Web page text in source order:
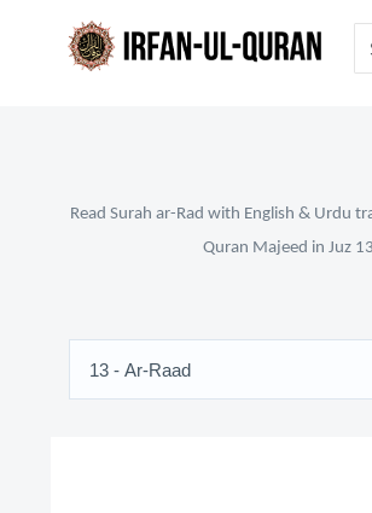
Read Surah ar-Rad with English & Urdu
Quran Majeed in Juz